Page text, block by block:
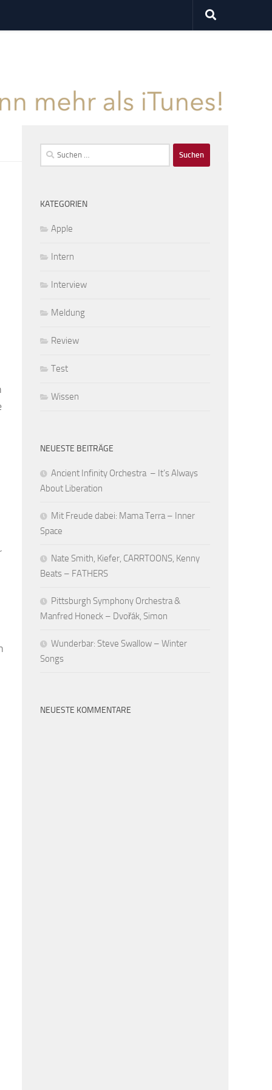
Suchen
nach:
KATEGORIEN
Apple
Intern
Interview
Meldung
Review
Test
Wissen
NEUESTE BEITRÄGE
Ancient Infinity Orchestra – It’s Always
About Liberation
Mit Freude dabei: Mama Terra – Inner
Space
Nate Smith, Kiefer, CARRTOONS, Kenny
Beats – FATHERS
Pittsburgh Symphony Orchestra &
Manfred Honeck – Dvořák, Simon
Wunderbar: Steve Swallow – Winter
Songs
NEUESTE KOMMENTARE